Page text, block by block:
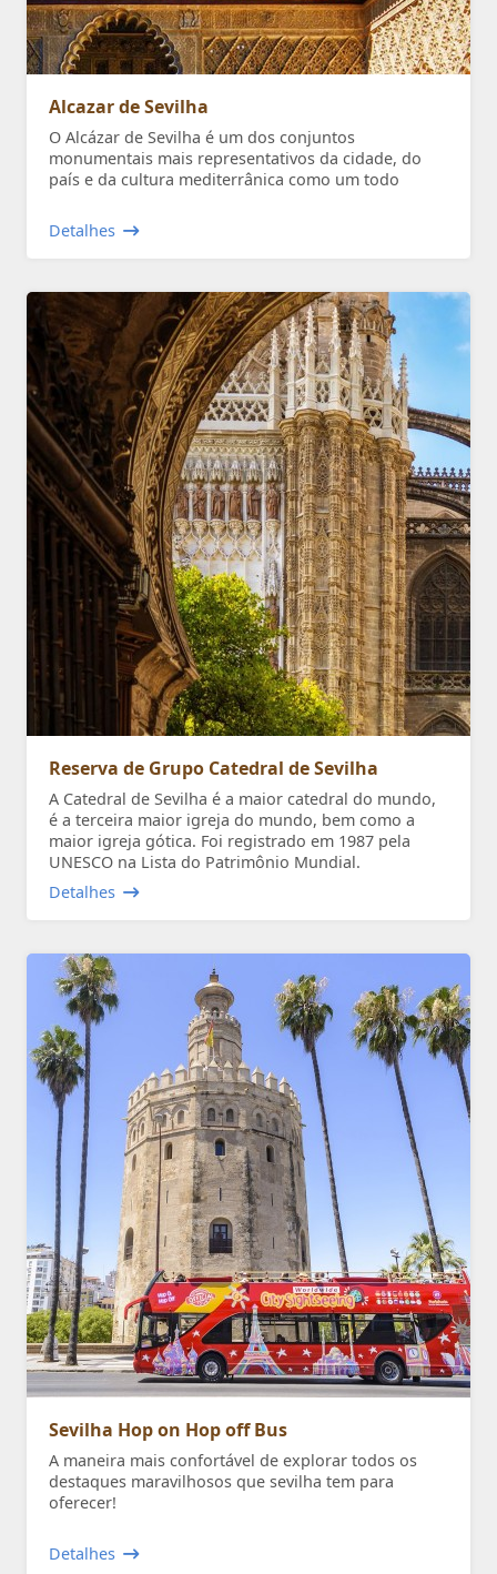
Alcazar de Sevilha
O Alcázar de Sevilha é um dos conjuntos
monumentais mais representativos da cidade, do
país e da cultura mediterrânica como um todo
Detalhes
Reserva de Grupo Catedral de Sevilha
A Catedral de Sevilha é a maior catedral do mundo,
é a terceira maior igreja do mundo, bem como a
maior igreja gótica. Foi registrado em 1987 pela
UNESCO na Lista do Patrimônio Mundial.
Detalhes
Sevilha Hop on Hop off Bus
A maneira mais confortável de explorar todos os
destaques maravilhosos que sevilha tem para
oferecer!
Detalhes